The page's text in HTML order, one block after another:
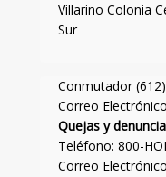
Villarino Colonia
Sur
Conmutador
Correo
Quejas y
Teléfono: 800-
Correo